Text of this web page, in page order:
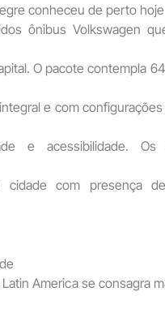
conheceu de perto hoje
ônibus Volkswagen
O pacote contempla
e com
e acessibilidade. Os
cidade com presença
America se consagra